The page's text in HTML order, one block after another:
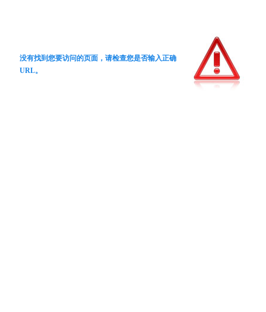
没有找到您要访问的页面，请检查您是否输入正确
URL。